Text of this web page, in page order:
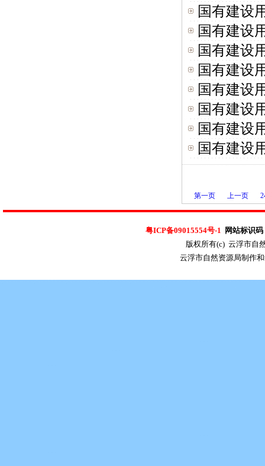
国有建设
国有建设
国有建设
国有建设
国有建设
国有建设
国有建设
国有建设
第一页 上一页
粤ICP备09015554号-1 网站标识
版权所有(c) 云浮市自
云浮市自然资源局制作